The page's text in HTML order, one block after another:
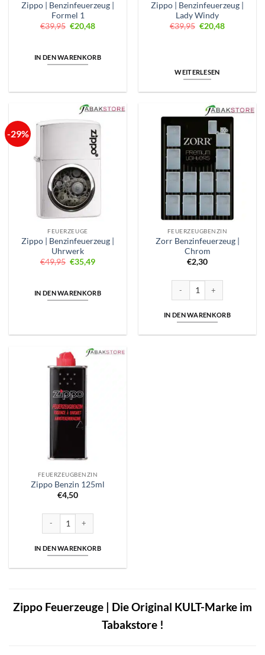
Zippo | Benzinfeuerzeug |
Formel 1
€39,95 Ursprünglicher
Preis
€20,48Aktueller
IN DEN WARENKORB
Zippo | Benzinfeuerzeug |
Lady Windy
€39,95 Ursprünglicher
Preis
€20,48Aktueller
WEITERLESEN
-29%
FEUERZEUGE
Zippo | Benzinfeuerzeug |
Uhrwerk
€49,95 Ursprünglicher
Preis
€35,49Aktueller
IN DEN WARENKORB
FEUERZEUGBENZIN
Zorr Benzinfeuerzeug |
Chrom
€2,30
Zorr Benzinfeuerzeug |
IN DEN WARENKORB
FEUERZEUGBENZIN
Zippo Benzin 125ml
€4,50
IN DEN WARENKORB
Zippo Feuerzeuge | Die Original KULT-Marke im
Tabakstore !